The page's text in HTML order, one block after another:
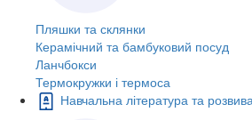
Пляшки та склянки
Керамічний та бамбуковий посуд
Ланчбокси
Термокружки і термоса
Навчальна література та